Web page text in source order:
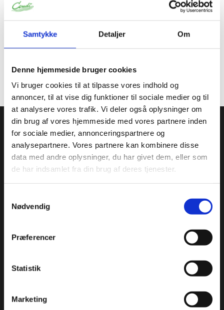
Samtykke Detaljer Om
Denne hjemmeside bruger cookies
Vi bruger cookies til at tilpasse vores indhold og
annoncer, til at vise dig funktioner til sociale medier og til
at analysere vores trafik. Vi deler også oplysninger om
din brug af vores hjemmeside med vores partnere inden
for sociale medier, annonceringspartnere og
analysepartnere. Vores partnere kan kombinere disse
data med andre oplysninger, du har givet dem, eller som
de har indsamlet fra din brug af deres tjenester.
Nødvendig
Præferencer
Statistik
Marketing
Information Dokumenter
Er egnet til kontakt med fødevarer.
Anvendes til salte og søde opskrifter.
Condi ApS
Condi leverer idag et bredt sortiment af
conditorivarer/emballage til Konditorier, Konfekture, Hotel &
Restaurationsbranchen.
info@condi.dk
CVR 38233165
Beklædning - handsker, kokkehuer m.m.